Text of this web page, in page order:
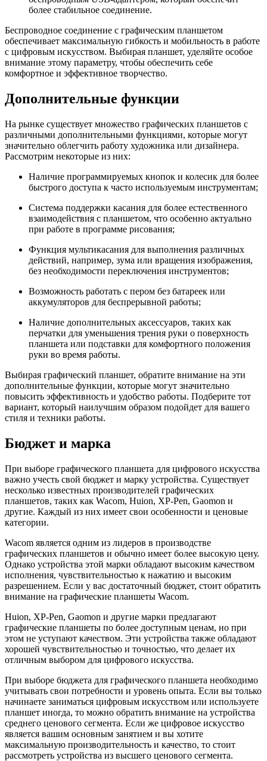
более стабильное соединение.
Беспроводное соединение с графическим планшетом
обеспечивает максимальную гибкость и мобильность в работе
с цифровым искусством. Выбирая планшет, уделяйте особое
внимание этому параметру, чтобы обеспечить себе
комфортное и эффективное творчество.
Дополнительные функции
На рынке существует множество графических планшетов с
различными дополнительными функциями, которые могут
значительно облегчить работу художника или дизайнера.
Рассмотрим некоторые из них:
Наличие программируемых кнопок и колесик для более
быстрого доступа к часто используемым инструментам;
Система поддержки касания для более естественного
взаимодействия с планшетом, что особенно актуально
при работе в программе рисования;
Функция мультикасания для выполнения различных
действий, например, зума или вращения изображения,
без необходимости переключения инструментов;
Возможность работать с пером без батареек или
аккумуляторов для беспрерывной работы;
Наличие дополнительных аксессуаров, таких как
перчатки для уменьшения трения руки о поверхность
планшета или подставки для комфортного положения
руки во время работы.
Выбирая графический планшет, обратите внимание на эти
дополнительные функции, которые могут значительно
повысить эффективность и удобство работы. Подберите тот
вариант, который наилучшим образом подойдет для вашего
стиля и техники работы.
Бюджет и марка
При выборе графического планшета для цифрового искусства
важно учесть свой бюджет и марку устройства. Существует
несколько известных производителей графических
планшетов, таких как Wacom, Huion, XP-Pen, Gaomon и
другие. Каждый из них имеет свои особенности и ценовые
категории.
Wacom является одним из лидеров в производстве
графических планшетов и обычно имеет более высокую цену.
Однако устройства этой марки обладают высоким качеством
исполнения, чувствительностью к нажатию и высоким
разрешением. Если у вас достаточный бюджет, стоит обратить
внимание на графические планшеты Wacom.
Huion, XP-Pen, Gaomon и другие марки предлагают
графические планшеты по более доступным ценам, но при
этом не уступают качеством. Эти устройства также обладают
хорошей чувствительностью и точностью, что делает их
отличным выбором для цифрового искусства.
При выборе бюджета для графического планшета необходимо
учитывать свои потребности и уровень опыта. Если вы только
начинаете заниматься цифровым искусством или используете
планшет иногда, то можно обратить внимание на устройства
среднего ценового сегмента. Если же цифровое искусство
является вашим основным занятием и вы хотите
максимальную производительность и качество, то стоит
рассмотреть устройства из высшего ценового сегмента.